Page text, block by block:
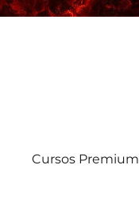
Cursos Premium